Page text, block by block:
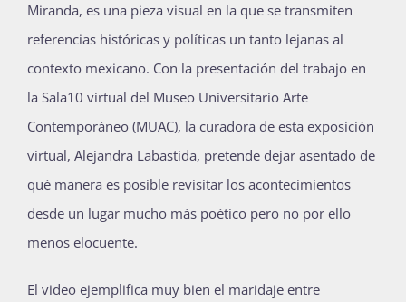
Bienvenida generación 2027-1
Miranda, es una pieza visual en la que se transmiten
referencias históricas y políticas un tanto lejanas al
contexto mexicano. Con la presentación del trabajo en
la Sala10 virtual del Museo Universitario Arte
Contemporáneo (MUAC), la curadora de esta exposición
virtual, Alejandra Labastida, pretende dejar asentado de
qué manera es posible revisitar los acontecimientos
desde un lugar mucho más poético pero no por ello
menos elocuente.
El video ejemplifica muy bien el maridaje entre